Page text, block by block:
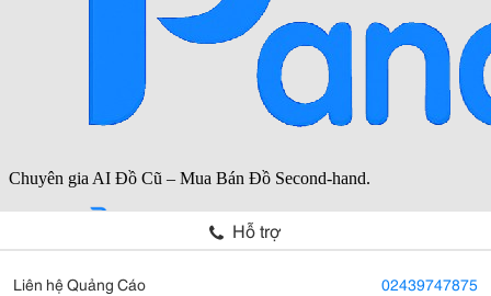
Hỗ trợ
Liên hệ Quảng Cáo 02439747875